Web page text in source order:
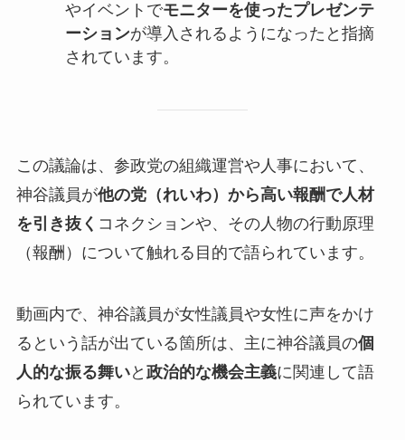
やイベントでモニターを使ったプレゼンテ
ーションが導入されるようになったと指摘
されています。
この議論は、参政党の組織運営や人事において、
神谷議員が他の党（れいわ）から高い報酬で人材
を引き抜く コネクションや、その人物の行動原理
（報酬）について触れる目的で語られています。
動画内で、神谷議員が女性議員や女性に声をかけ
るという話が出ている箇所は、主に神谷議員の個
人的な振る舞いと 政治的な機会主義に関連して語
られています。